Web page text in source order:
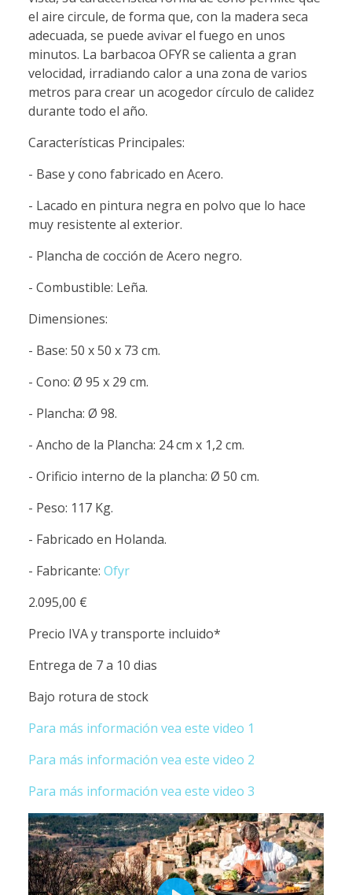
el aire circule, de forma que, con la madera seca
adecuada, se puede avivar el fuego en unos
minutos. La barbacoa OFYR se calienta a gran
velocidad, irradiando calor a una zona de varios
metros para crear un acogedor círculo de calidez
durante todo el año.
Características Principales:
- Base y cono fabricado en Acero.
- Lacado en pintura negra en polvo que lo hace
muy resistente al exterior.
- Plancha de cocción de Acero negro.
- Combustible: Leña.
Dimensiones:
- Base: 50 x 50 x 73 cm.
- Cono: Ø 95 x 29 cm.
- Plancha: Ø 98.
- Ancho de la Plancha: 24 cm x 1,2 cm.
- Orificio interno de la plancha: Ø 50 cm.
- Peso: 117 Kg.
- Fabricado en Holanda.
- Fabricante: Ofyr
2.095,00 €
Precio IVA y transporte incluido*
Entrega de 7 a 10 dias
Bajo rotura de stock
Para más información vea este video 1
Para más información vea este video 2
Para más información vea este video 3